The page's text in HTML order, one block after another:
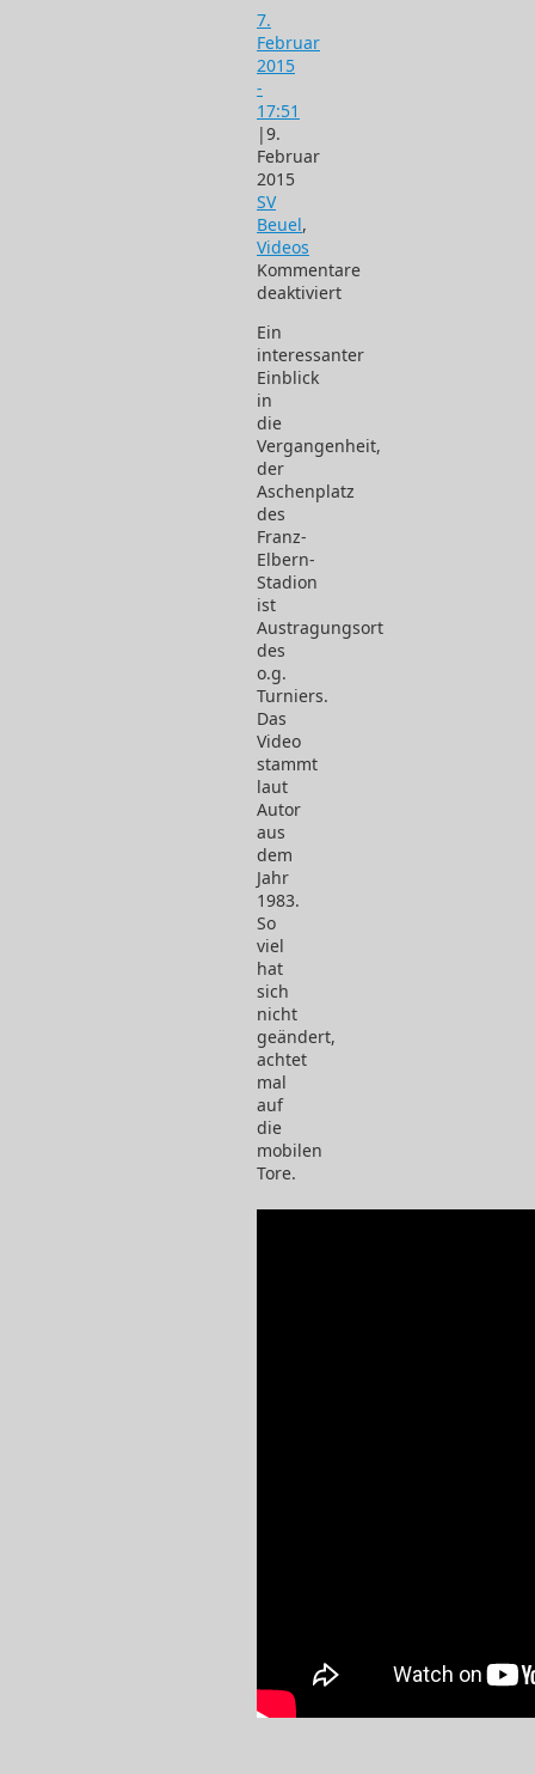
7.
Februar
2015
-
17:51
|9.
Februar
2015
SV
Beuel,
Videos
Kommentare
deaktiviert
E-
und
F-
Jugend-
Turnier
des
SV
Beuel
06
(Pfingsten
1983)
Ein
interessanter
Einblick
in
die
Vergangenheit,
der
Aschenplatz
des
Franz-
Elbern-
Stadion
ist
Austragungsort
des
o.g.
Turniers.
Das
Video
stammt
laut
Autor
aus
dem
Jahr
1983.
So
viel
hat
sich
nicht
geändert,
achtet
mal
auf
die
mobilen
Tore.